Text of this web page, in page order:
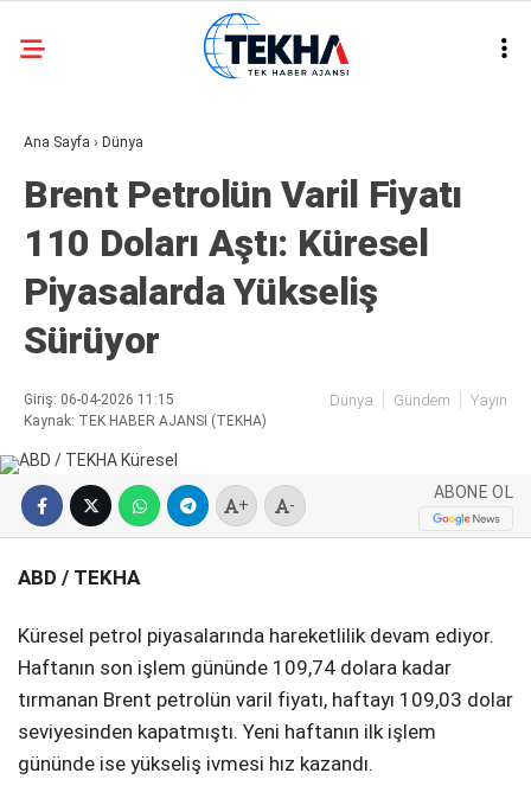
WhatsApp İhbar
25.1
ASAYIŞ
GÜNDEM
GENEL
EKONOMI
SIYASET
METEOROLOJI
SPOR
Ana Sayfa › Dünya
Brent Petrolün Varil Fiyatı
110 Doları Aştı: Küresel
Piyasalarda Yükseliş
Sürüyor
Giriş: 06-04-2026 11:15
Kaynak: TEK HABER AJANSI (TEKHA)
Dünya Gündem Yayın
+ -
ABONE OL
ABD / TEKHA
Küresel petrol piyasalarında hareketlilik devam ediyor.
Haftanın son işlem gününde 109,74 dolara kadar
tırmanan Brent petrolün varil fiyatı, haftayı 109,03 dolar
seviyesinden kapatmıştı. Yeni haftanın ilk işlem
gününde ise yükseliş ivmesi hız kazandı.